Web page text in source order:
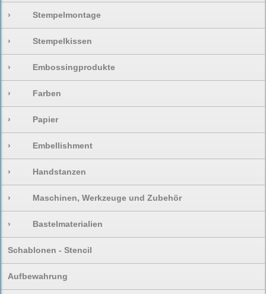
› Stempelmontage
› Stempelkissen
› Embossingprodukte
› Farben
› Papier
› Embellishment
› Handstanzen
› Maschinen, Werkzeuge und Zubehör
› Bastelmaterialien
Schablonen - Stencil
Aufbewahrung